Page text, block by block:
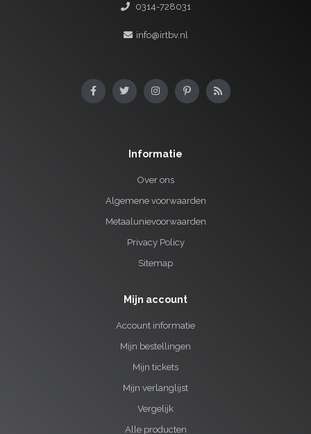
0314-728031
info@irtbv.nl
Informatie
Over ons
Algemene voorwaarden
Metaalunievoorwaarden
Privacy Policy
Sitemap
Mijn account
Account informatie
Mijn bestellingen
Mijn tickets
Mijn verlanglijst
Vergelijk
Alle producten